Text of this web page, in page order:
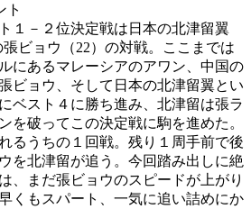
ト
１－２位決定戦は日本の北津留翼
張ビョウ（22）の対戦。ここまでは
にあるマレーシアのアワン、中国の
ビョウ、そして日本の北津留翼とい
ベスト４に勝ち進み、北津留は張ラ
を破ってこの決定戦に駒を進めた。
るうちの１回戦。残り１周手前で後
を北津留が追う。今回踏み出しに絶
、まだ張ビョウのスピードが上がり
くもスパート、一気に追い詰めにか